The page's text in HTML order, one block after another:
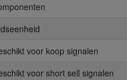
voor koop signalen
voor short sell signalen